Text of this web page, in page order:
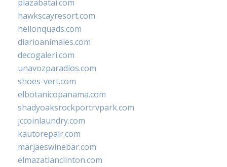
plazabatai.com
hawkscayresort.com
hellonquads.com
diarioanimales.com
decogaleri.com
unavozparadios.com
shoes-vert.com
elbotanicopanama.com
shadyoaksrockportrvpark.com
jccoinlaundry.com
kautorepair.com
marjaeswinebar.com
elmazatlanclinton.com